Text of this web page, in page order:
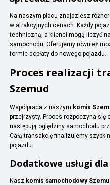
Na naszym placu znajdziesz
w atrakcyjnych cenach. Każdy
techniczną, a klienci mogą liczyć
samochodu. Oferujemy również
formie dopłaty do nowego pojazdu.
Proces realizacji
Szemud
Współpraca z naszym komis
przejrzysty. Proces rozpoczyna się
następują oględziny samochodu
Całą transakcję finalizujemy
pojazdu.
Dodatkowe usługi
Nasz komis samochodowy